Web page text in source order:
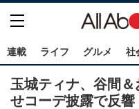
連載 ライフ グルメ 社
玉城ティナ、谷間
せコーデ披露で反